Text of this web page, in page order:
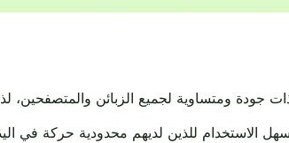
جودة ومتساوية لجميع الزبائن والمتصفحين،
الاستخدام للذين لديهم محدودية حركة في